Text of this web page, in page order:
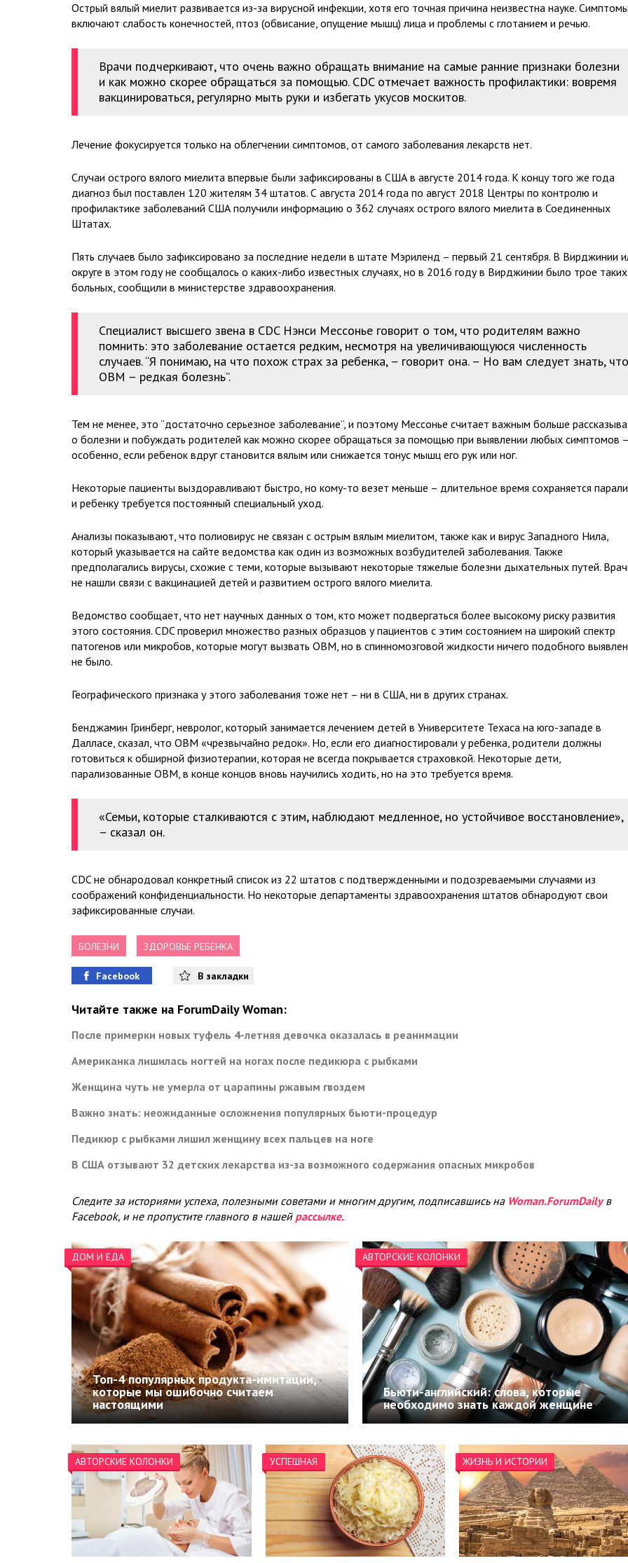
Острый вялый миелит развивается из-за вирусной инфекции, хотя его точная причина неизвестна науке.
включают слабость конечностей, птоз (обвисание, опущение мышц) лица и проблемы с глотанием и речью.
Врачи подчеркивают, что очень важно обращать внимание на самые ранние признаки болезни
и как можно скорее обращаться за помощью. CDC отмечает важность профилактики: вовремя
вакцинироваться, регулярно мыть руки и избегать укусов москитов.
Лечение фокусируется только на облегчении симптомов, от самого заболевания лекарств нет.
Случаи острого вялого миелита впервые были зафиксированы в США в августе 2014 года. К концу того же года
диагноз был поставлен 120 жителям 34 штатов. С августа 2014 года по август 2018 Центры по контролю и
профилактике заболеваний США получили информацию о 362 случаях острого вялого миелита в Соединенных
Штатах.
Пять случаев было зафиксировано за последние недели в штате Мэриленд – первый 21 сентября. В Вирджинии
округе в этом году не сообщалось о каких-либо известных случаях, но в 2016 году в Вирджинии было трое таких
больных, сообщили в министерстве здравоохранения.
Специалист высшего звена в CDC Нэнси Мессонье говорит о том, что родителям важно
помнить: это заболевание остается редким, несмотря на увеличивающуюся численность
случаев. “Я понимаю, на что похож страх за ребенка, – говорит она. – Но вам следует знать, что
ОВМ – редкая болезнь”.
Тем не менее, это “достаточно серьезное заболевание”, и поэтому Мессонье считает важным больше
о болезни и побуждать родителей как можно скорее обращаться за помощью при выявлении любых симптомов –
особенно, если ребенок вдруг становится вялым или снижается тонус мышц его рук или ног.
Некоторые пациенты выздоравливают быстро, но кому-то везет меньше – длительное время сохраняется
и ребенку требуется постоянный специальный уход.
Анализы показывают, что полиовирус не связан с острым вялым миелитом, также как и вирус Западного Нила,
который указывается на сайте ведомства как один из возможных возбудителей заболевания. Также
предполагались вирусы, схожие с теми, которые вызывают некоторые тяжелые болезни дыхательных путей.
не нашли связи с вакцинацией детей и развитием острого вялого миелита.
Ведомство сообщает, что нет научных данных о том, кто может подвергаться более высокому риску развития
этого состояния. CDC проверил множество разных образцов у пациентов с этим состоянием на широкий спектр
патогенов или микробов, которые могут вызвать ОВМ, но в спинномозговой жидкости ничего подобного
не было.
Географического признака у этого заболевания тоже нет – ни в США, ни в других странах.
Бенджамин Гринберг, невролог, который занимается лечением детей в Университете Техаса на юго-западе в
Далласе, сказал, что ОВМ «чрезвычайно редок». Но, если его диагностировали у ребенка, родители должны
готовиться к обширной физиотерапии, которая не всегда покрывается страховкой. Некоторые дети,
парализованные ОВМ, в конце концов вновь научились ходить, но на это требуется время.
«Семьи, которые сталкиваются с этим, наблюдают медленное, но устойчивое восстановление»,
– сказал он.
CDC не обнародовал конкретный список из 22 штатов с подтвержденными и подозреваемыми случаями из
соображений конфиденциальности. Но некоторые департаменты здравоохранения штатов обнародуют свои
зафиксированные случаи.
БОЛЕЗНИ ЗДОРОВЬЕ РЕБЕНКА
Facebook В закладки
Читайте также на ForumDaily Woman:
После примерки новых туфель 4-летняя девочка оказалась в реанимации
Американка лишилась ногтей на ногах после педикюра с рыбками
Женщина чуть не умерла от царапины ржавым гвоздем
Важно знать: неожиданные осложнения популярных бьюти-процедур
Педикюр с рыбками лишил женщину всех пальцев на ноге
В США отзывают 32 детских лекарства из-за возможного содержания опасных микробов
Следите за историями успеха, полезными советами и многим другим, подписавшись на Woman.ForumDailyв
Facebook, и не пропустите главного в нашей рассылке.
ДОМ И ЕДА
Топ-4 популярных продукта-имитации,
которые мы ошибочно считаем
настоящими
АВТОРСКИЕ КОЛОНКИ
Бьюти-английский: слова, которые
необходимо знать каждой женщине
АВТОРСКИЕ КОЛОНКИ УСПЕШНАЯ ЖИЗНЬ И ИСТОРИИ